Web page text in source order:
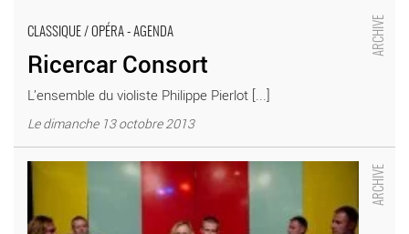
CLASSIQUE / OPÉRA - AGENDA
Ricercar Consort
L’ensemble du violiste Philippe Pierlot [...]
Le dimanche 13 octobre 2013
Ville La Coupole
nationale de Sénart